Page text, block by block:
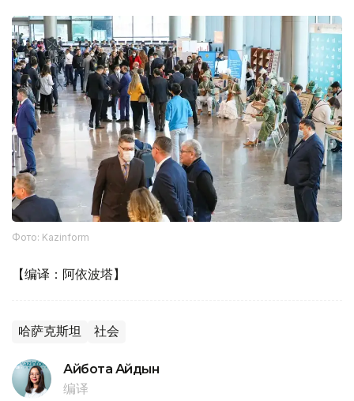
Фото: Kazinform
【编译：阿依波塔】
哈萨克斯坦 社会
Айбота Айдын
编译